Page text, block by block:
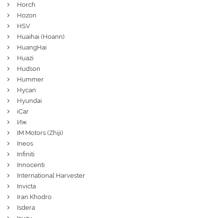
Horch
Hozon
HSV
Huaihai (Hoann)
HuangHai
Huazi
Hudson
Hummer
Hycan
Hyundai
iCar
Иж
IM Motors (Zhiji)
Ineos
Infiniti
Innocenti
International Harvester
Invicta
Iran Khodro
Isdera